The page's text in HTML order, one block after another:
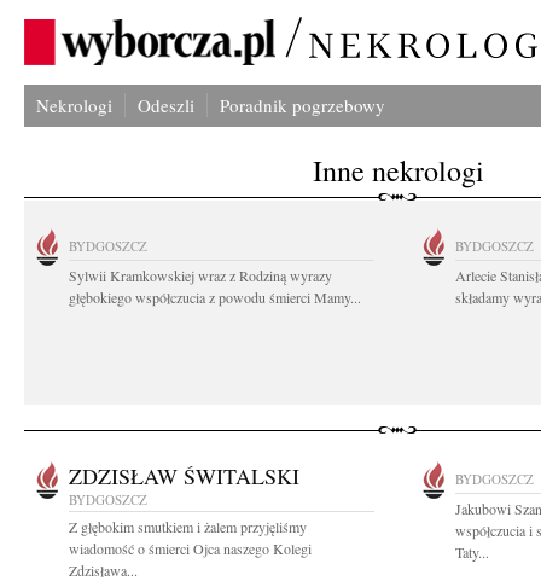
Nekrologi Odeszli Poradnik pogrzebowy
Inne nekrologi
BYDGOSZCZ
Sylwii Kramkowskiej wraz z Rodziną wyrazy
głębokiego współczucia z powodu śmierci Mamy...
BYDGOSZCZ
Arlecie
składamy
ZDZISŁAW ŚWITALSKI
BYDGOSZCZ
Z głębokim smutkiem i żalem przyjęliśmy
wiadomość o śmierci Ojca naszego Kolegi
Zdzisława...
BYDGOSZCZ
Jakubowi
współczucia i
Taty...